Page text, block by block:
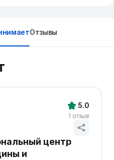
Отзывы
центр
и
5.0
1 отзыв